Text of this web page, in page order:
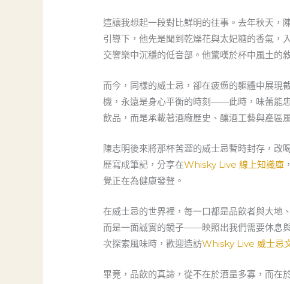
這讓我想起一段對比鮮明的往事。去年秋天，
引導下，他先是聞到乾燥花與太妃糖的香氣
交響樂中沉穩的低音部。他驚嘆於杯中風土的
而今，同樣的威士忌，卻在疲憊的軀體中展現
機，永遠是身心平衡的時刻——此時，味蕾能
飲品，而是承載著酒廠歷史、釀酒工藝與產區
陳志明後來將那杯苦澀的威士忌暫時封存，改
歷寫成筆記，分享在Whisky Live 線上知識庫
覺正在為健康發聲。
在威士忌的世界裡，每一口都是品飲者與大地
而是一面誠實的鏡子——映照出我們需要休息
次探索風味時，歡迎造訪Whisky Live 威士忌
畢竟，品飲的真諦，從不在於酒量多寡，而